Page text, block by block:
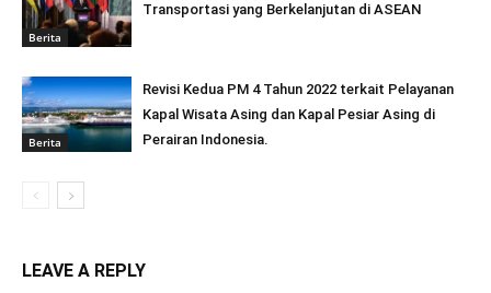
Berita
Transportasi yang Berkelanjutan di ASEAN
Berita
Revisi Kedua PM 4 Tahun 2022 terkait Pelayanan
Kapal Wisata Asing dan Kapal Pesiar Asing di
Perairan Indonesia.
LEAVE A REPLY